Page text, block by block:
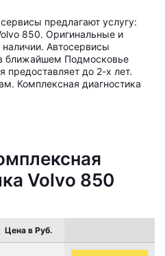
предлагают услугу:
850. Оригинальные и
Автосервисы
ближайшем Подмосковье
предоставляет до 2-х лет.
Комплексная диагностика
Volvo 850
Цена в Руб.